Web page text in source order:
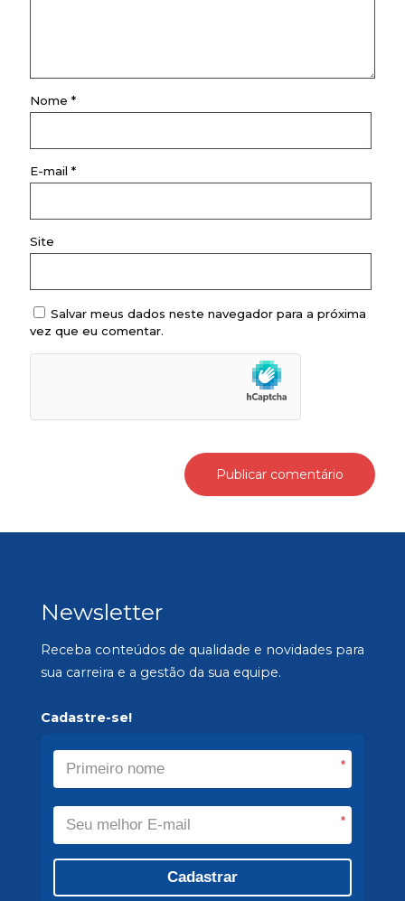
Nome *
E-mail *
Site
Salvar meus dados neste navegador para a próxima
vez que eu comentar.
Newsletter
Receba conteúdos de qualidade e novidades para
sua carreira e a gestão da sua equipe.
Cadastre-se!
*
*
Cadastrar